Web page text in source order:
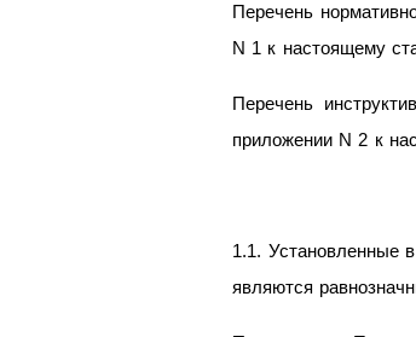
Перечень
N 1 к настоящему
Перечень
приложении N 2 к
1.1. Установленные
являются